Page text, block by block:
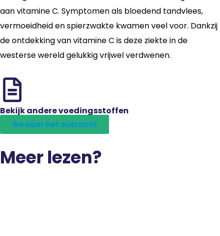
aan vitamine C. Symptomen als bloedend tandvlees,
vermoeidheid en spierzwakte kwamen veel voor. Dankzij
de ontdekking van vitamine C is deze ziekte in de
westerse wereld gelukkig vrijwel verdwenen.
Bekijk andere voedingsstoffen
Ga naar het overzicht
Meer lezen?